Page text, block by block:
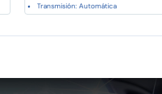
Transmisión: Automática